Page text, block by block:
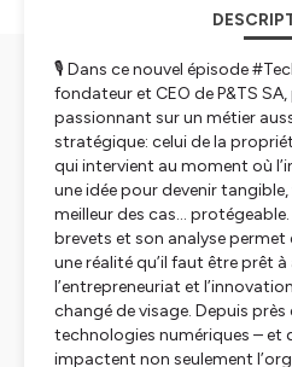
🎙️ Dans ce nouvel épisode
fondateur et CEO de P&TS
passionnant sur un métier
stratégique: celui de la
qui intervient au moment où
une idée pour devenir
meilleur des cas…
brevets et son analyse
une réalité qu’il faut être prêt
l’entrepreneuriat et
changé de visage. Depuis près
technologies numériques – et
impactent non seulement